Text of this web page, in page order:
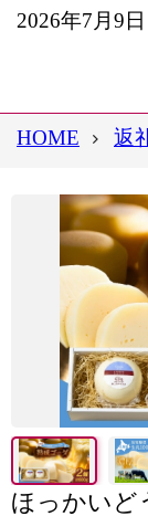
2026年7月9日
HOME 返
ほっかいど